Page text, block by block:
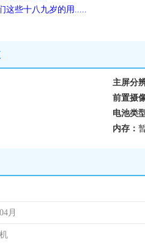
这些十八九岁的用.....
主屏分
前置摄
电池类
内存：
月